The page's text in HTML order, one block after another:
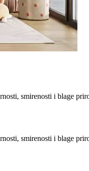
smirenosti i blage
smirenosti i blage